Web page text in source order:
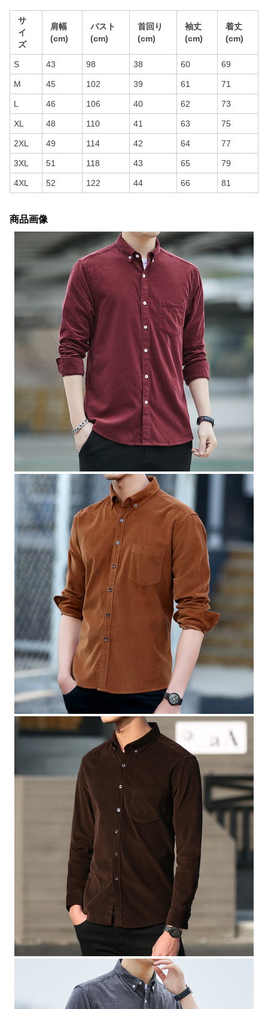
サ
イ
ズ
肩幅
(cm)
バスト
(cm)
首回り
(cm)
袖丈
(cm)
着丈
(cm)
S 43 98 38 60 69
M 45 102 39 61 71
L 46 106 40 62 73
XL 48 110 41 63 75
2XL 49 114 42 64 77
3XL 51 118 43 65 79
4XL 52 122 44 66 81
商品画像